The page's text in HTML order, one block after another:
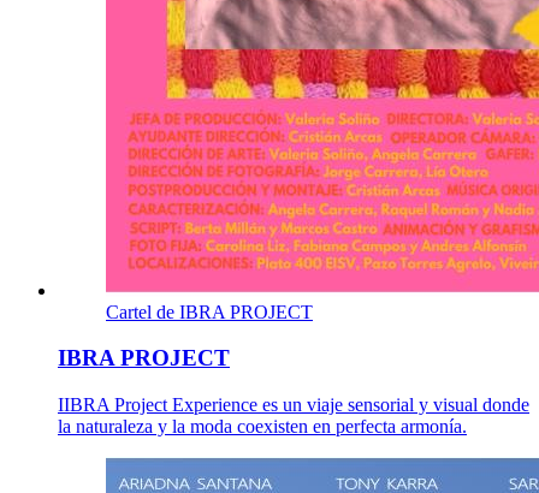
Cartel de IBRA PROJECT
IBRA PROJECT
IIBRA Project Experience es un viaje sensorial y visual donde
la naturaleza y la moda coexisten en perfecta armonía.